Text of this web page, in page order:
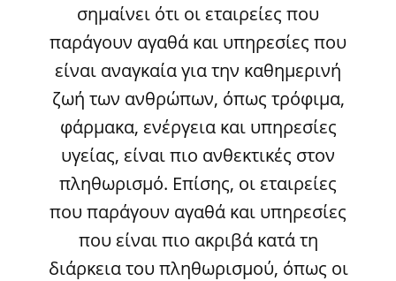
σημαίνει ότι οι εταιρείες που
παράγουν αγαθά και υπηρεσίες που
είναι αναγκαία για την καθημερινή
ζωή των ανθρώπων, όπως τρόφιμα,
φάρμακα, ενέργεια και υπηρεσίες
υγείας, είναι πιο ανθεκτικές στον
πληθωρισμό. Επίσης, οι εταιρείες
που παράγουν αγαθά και υπηρεσίες
που είναι πιο ακριβά κατά τη
διάρκεια του πληθωρισμού, όπως οι